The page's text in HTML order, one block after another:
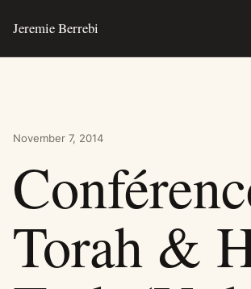
Jeremie Berrebi
November 7, 2014
Torah &